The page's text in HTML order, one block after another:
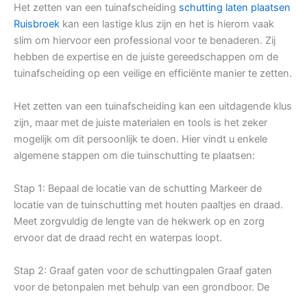
Het zetten van een tuinafscheiding schutting laten plaatsen
Ruisbroek kan een lastige klus zijn en het is hierom vaak
slim om hiervoor een professional voor te benaderen. Zij
hebben de expertise en de juiste gereedschappen om de
tuinafscheiding op een veilige en efficiënte manier te zetten.
Het zetten van een tuinafscheiding kan een uitdagende klus
zijn, maar met de juiste materialen en tools is het zeker
mogelijk om dit persoonlijk te doen. Hier vindt u enkele
algemene stappen om die tuinschutting te plaatsen:
Stap 1: Bepaal de locatie van de schutting Markeer de
locatie van de tuinschutting met houten paaltjes en draad.
Meet zorgvuldig de lengte van de hekwerk op en zorg
ervoor dat de draad recht en waterpas loopt.
Stap 2: Graaf gaten voor de schuttingpalen Graaf gaten
voor de betonpalen met behulp van een grondboor. De